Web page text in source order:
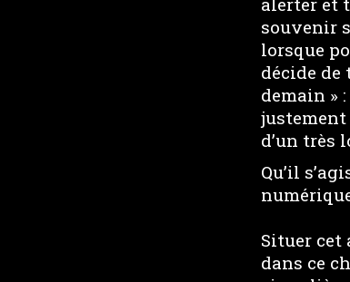
souvenir
lorsque
décide de
demain »
d’un très
Qu’il
Situer cet
dans ce